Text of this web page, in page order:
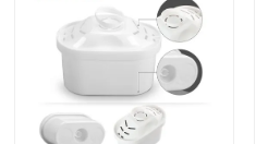
Contacts
Produits